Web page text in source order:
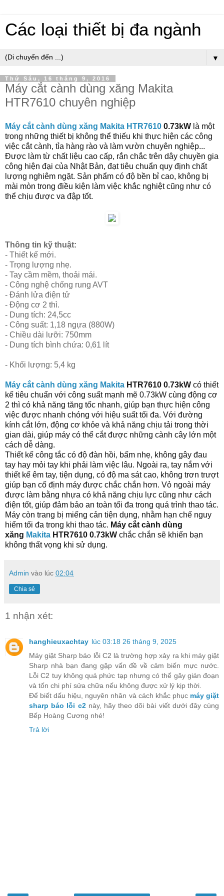
Các loại thiết bị đa ngành
▼
Thứ Sáu, 16 tháng 9, 2016
Máy cắt cành dùng xăng Makita
HTR7610 chuyên nghiệp
Máy cắt cành dùng xăng Makita HTR7610 0.73kW là một
trong những thiết bị không thể thiếu khi thực hiện các công
việc cắt cành, tỉa hàng rào và làm vườn chuyên nghiệp...
Được làm từ chất liệu cao cấp, rắn chắc trên dây chuyền gia
công hiện đại của Nhật Bản, đạt tiêu chuẩn quy định chất
lượng nghiêm ngặt. Sản phẩm có độ bền bỉ cao, không bị
mài mòn trong điều kiện làm việc khắc nghiệt cũng như có
thể chịu được va đập tốt.
Thông tin kỹ thuật:
- Thiết kế mới.
- Trọng lượng nhẹ.
- Tay cầm mềm, thoải mái.
- Công nghệ chống rung AVT
- Đánh lửa điện tử
- Động cơ 2 thì.
- Dung tích: 24,5cc
- Công suất: 1,18 ngựa (880W)
- Chiều dài lưỡi: 750mm
- Dung tích bình chứa: 0,61 lít
- Khối lượng: 5,4 kg
Máy cắt cành dùng xăng Makita HTR7610 0.73kW có thiết
kế tiêu chuẩn với công suất mạnh mẽ 0.73kW cùng động cơ
2 thì có khả năng tăng tốc nhanh, giúp bạn thực hiện công
việc được nhanh chóng với hiệu suất tối đa. Với đường
kính cắt lớn, động cơ khỏe và khả năng chịu tải trong thời
gian dài, giúp máy có thể cắt được những cành cây lớn một
cách dễ dàng.
Thiết kế công tắc có độ đàn hồi, bấm nhẹ, không gây đau
tay hay mỏi tay khi phải làm việc lâu. Ngoài ra, tay nắm với
thiết kế êm tay, tiện dụng, có độ ma sát cao, không trơn trượt
giúp bạn cố định máy được chắc chắn hơn. Vỏ ngoài máy
được làm bằng nhựa có khả năng chịu lực cũng như cách
điện tốt, giúp đảm bảo an toàn tối đa trong quá trình thao tác.
Máy còn trang bị miếng cản tiện dụng, nhằm hạn chế nguy
hiểm tối đa trong khi thao tác. Máy cắt cành dùng
xăng Makita HTR7610 0.73kW chắc chắn sẽ khiến bạn
không thất vọng khi sử dụng.
Admin vào lúc 02:04
Chia sẻ
1 nhận xét:
hanghieuxachtay lúc 03:18 26 tháng 9, 2025
Máy giặt Sharp báo lỗi C2 là trường hợp xảy ra khi máy giặt
Sharp nhà bạn đang gặp vấn đề về cảm biến mực nước.
Lỗi C2 tuy không quá phức tạp nhưng có thể gây gián đoạn
và tốn chi phí sửa chữa nếu không được xử lý kịp thời.
Để biết dấu hiệu, nguyên nhân và cách khắc phục máy giặt
sharp báo lỗi c2này, hãy theo dõi bài viết dưới đây cùng
Bếp Hoàng Cương nhé!
Trả lời